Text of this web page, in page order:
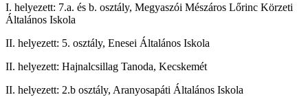
I. helyezett: 7.a. és b. osztály, Megyaszói Mészáros Lőrinc Körzeti
Általános Iskola
II. helyezett: 5. osztály, Enesei Általános Iskola
II. helyezett: Hajnalcsillag Tanoda, Kecskemét
II. helyezett: 2.b osztály, Aranyosapáti Általános Iskola